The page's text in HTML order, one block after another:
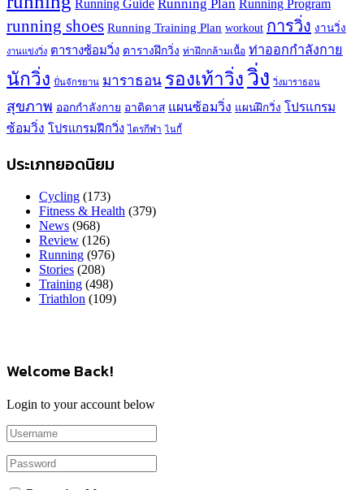
Running Guide Running Plan Running Program
running shoes Running Training Plan workout การวิ่ง งานวิ่ง
งานแข่งวิ่ง ตารางซ้อมวิ่ง ตารางฝึกวิ่ง ท่าฝึกกล้ามเนื้อ ท่าออกกำลังกาย
นักวิ่ง ปั่นจักรยาน มาราธอน รองเท้าวิ่ง วิ่ง วิ่งมาราธอน
สุขภาพ ออกกำลังกาย อาดิดาส แผนซ้อมวิ่ง แผนฝึกวิ่ง โปรแกรม
ซ้อมวิ่ง โปรแกรมฝึกวิ่ง ไตรกีฬา ไนกี้
ประเภทยอดนิยม
Cycling (173)
Fitness & Health (379)
News (968)
Review (126)
Running (976)
Stories (208)
Training (498)
Triathlon (109)
Welcome Back!
Login to your account below